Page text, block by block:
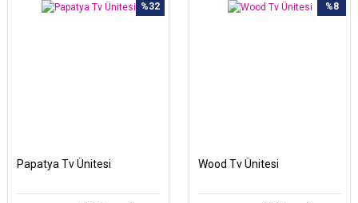
%32
Papatya Tv Ünitesi
%8
Wood Tv Ünitesi